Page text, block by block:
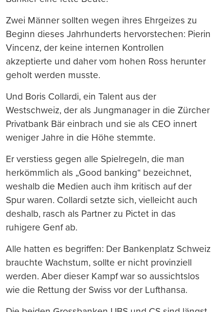
Zwei Männer sollten wegen ihres Ehrgeizes zu
Beginn dieses Jahrhunderts hervorstechen: Pierin
Vincenz, der keine internen Kontrollen
akzeptierte und daher vom hohen Ross herunter
geholt werden musste.
Und Boris Collardi, ein Talent aus der
Westschweiz, der als Jungmanager in die Zürcher
Privatbank Bär einbrach und sie als CEO innert
weniger Jahre in die Höhe stemmte.
Er verstiess gegen alle Spielregeln, die man
herkömmlich als „Good banking“ bezeichnet,
weshalb die Medien auch ihm kritisch auf der
Spur waren. Collardi setzte sich, vielleicht auch
deshalb, rasch als Partner zu Pictet in das
ruhigere Genf ab.
Alle hatten es begriffen: Der Bankenplatz Schweiz
brauchte Wachstum, sollte er nicht provinziell
werden. Aber dieser Kampf war so aussichtslos
wie die Rettung der Swiss vor der Lufthansa.